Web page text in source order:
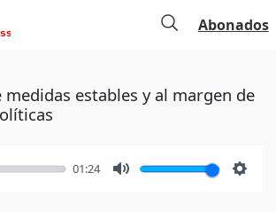
Abonados
estables y al margen de
01:24